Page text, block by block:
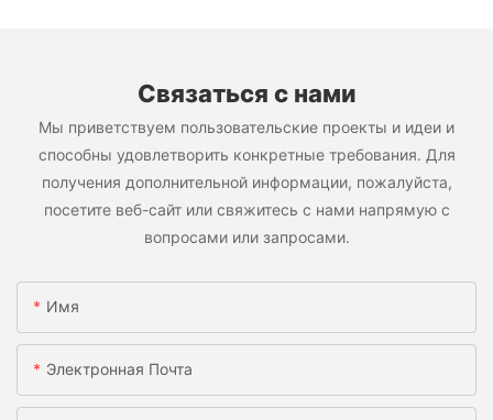
Связаться с нами
Мы приветствуем пользовательские проекты и идеи и
способны удовлетворить конкретные требования. Для
получения дополнительной информации, пожалуйста,
посетите веб-сайт или свяжитесь с нами напрямую с
вопросами или запросами.
Имя
Электронная Почта